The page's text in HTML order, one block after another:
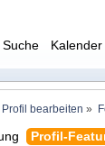
Suche Kalender
Profil bearbeiten »
Profil-